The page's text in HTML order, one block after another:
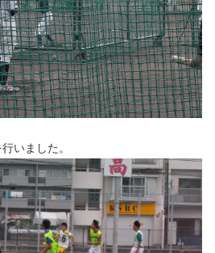
いました。